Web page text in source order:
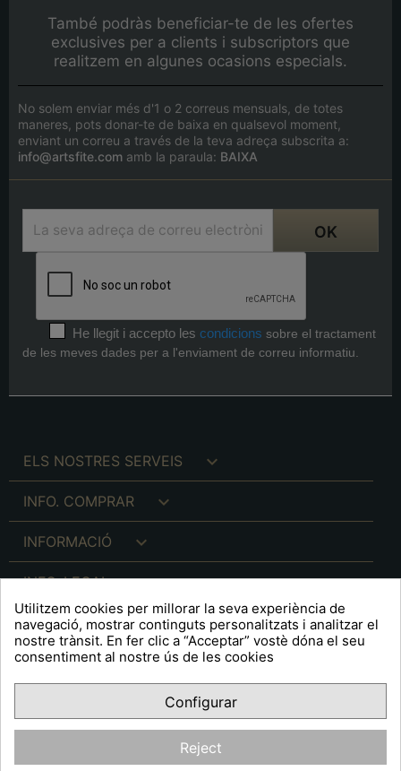
També podràs beneficiar-te de les ofertes
exclusives per a clients i subscriptors que
realitzem en algunes ocasions especials.
No solem enviar més d'1 o 2 correus mensuals, de totes
maneres, pots donar-te de baixa en qualsevol moment,
enviant un correu a través de la teva adreça subscrita a:
info@artsfite.com amb la paraula: BAIXA
He llegit i accepto les condicions sobre el tractament
de les meves dades per a l'enviament de correu informatiu.
ELS NOSTRES SERVEIS 
INFO. COMPRAR 
INFORMACIÓ 
INFO. LEGAL 
A R T S F I T É
FacebookYouTubePinterest
OPINIONS CLIENTS
Utilitzem cookies per millorar la seva experiència de
navegació, mostrar continguts personalitzats i analitzar el
nostre trànsit. En fer clic a “Acceptar” vostè dóna el seu
consentiment al nostre ús de les cookies
Configurar
Reject